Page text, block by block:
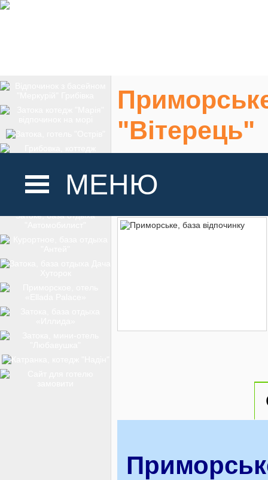
МЕНЮ
"Вітерець"
На карте